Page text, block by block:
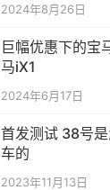
2024年8月26日
巨幅优惠下的宝
马iX1
2024年6月17日
首发测试 38号
车的
2023年11月13日